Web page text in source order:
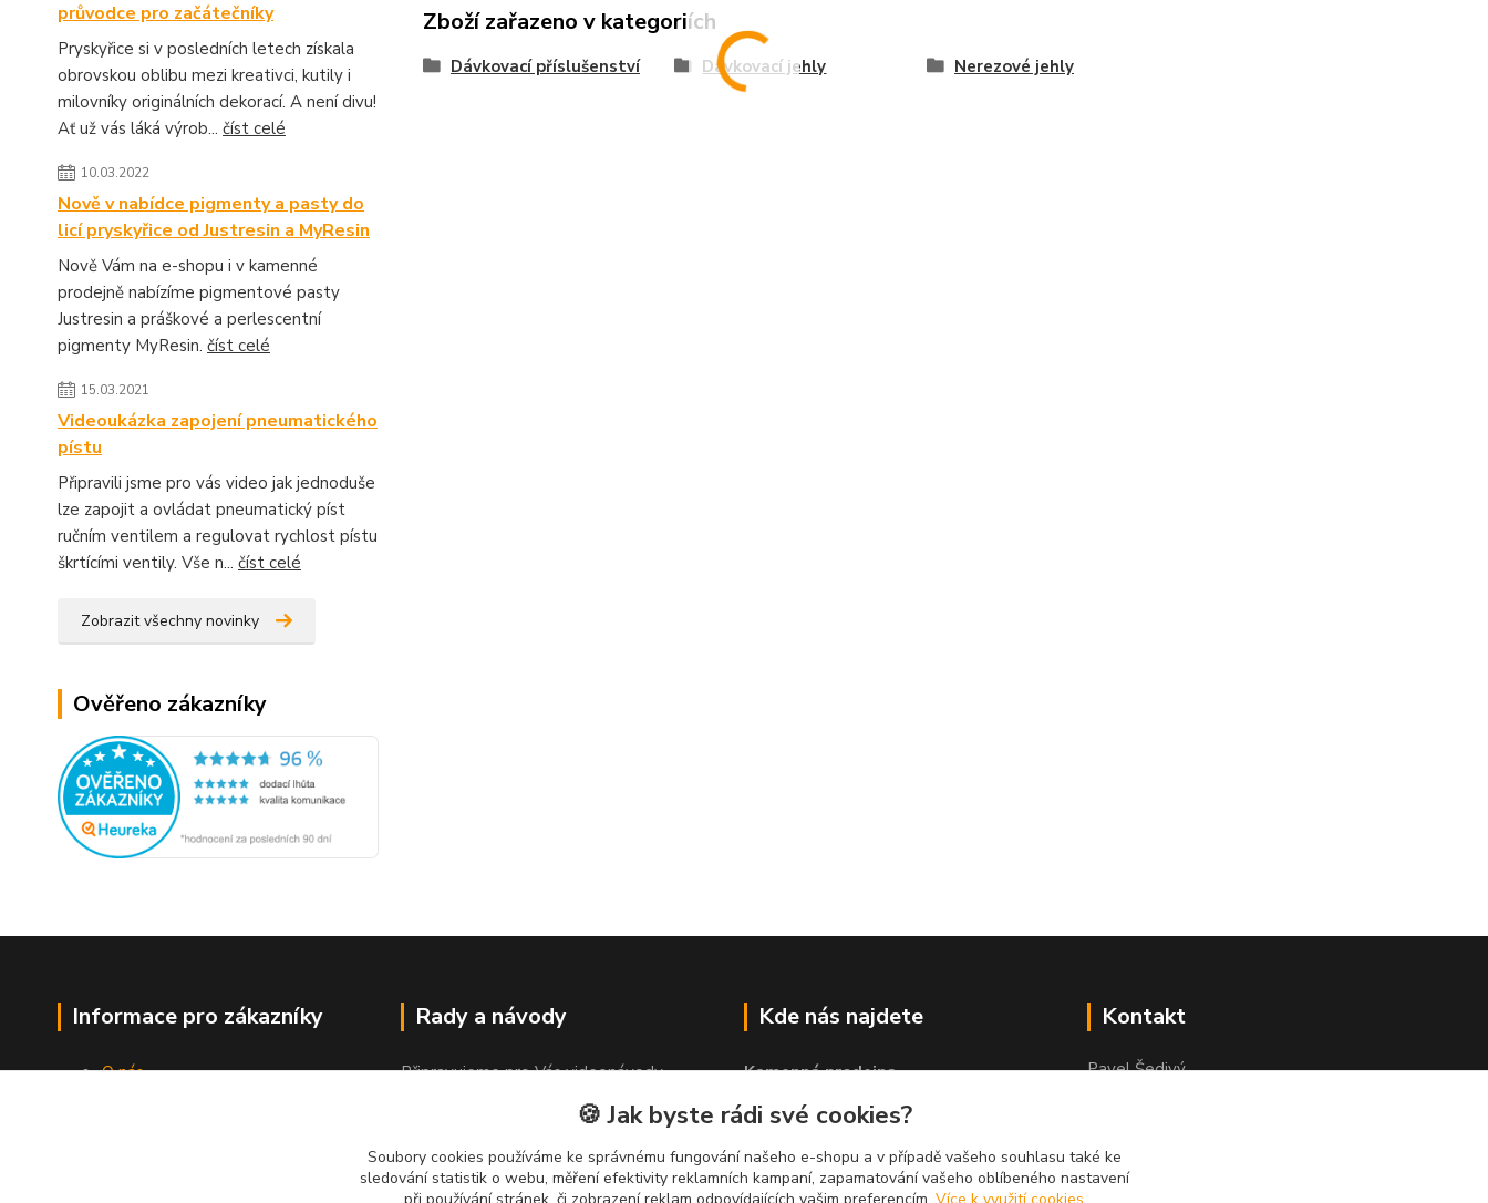
průvodce pro začátečníky
Pryskyřice si v posledních letech získala
obrovskou oblibu mezi kreativci, kutily i
milovníky originálních dekorací. A není divu!
Ať už vás láká výrob... číst celé
10.03.2022
Nově v nabídce pigmenty a pasty do
licí pryskyřice od Justresin a MyResin
Nově Vám na e-shopu i v kamenné
prodejně nabízíme pigmentové pasty
Justresin a práškové a perlescentní
pigmenty MyResin. číst celé
15.03.2021
Videoukázka zapojení pneumatického
pístu
Připravili jsme pro vás video jak jednoduše
lze zapojit a ovládat pneumatický píst
ručním ventilem a regulovat rychlost pístu
škrtícími ventily. Vše n... číst celé
Zobrazit všechny novinky
Ověřeno zákazníky
Zboží zařazeno v kategoriích
Dávkovací příslušenství Dávkovací jehly Nerezové jehly
Informace pro zákazníky
O nás
Rady a návody
Připravujeme pro Vás videonávody
Kde nás najdete
Kamenná prodejna
Hlinská 579
370 01 České Budějovice
Kontakt
Pavel Šedivý
lepidla@prolep.cz
🍪 Jak byste rádi své cookies?
Soubory cookies používáme ke správnému fungování našeho e-shopu a v případě vašeho souhlasu také ke
sledování statistik o webu, měření efektivity reklamních kampaní, zapamatování vašeho oblíbeného nastavení